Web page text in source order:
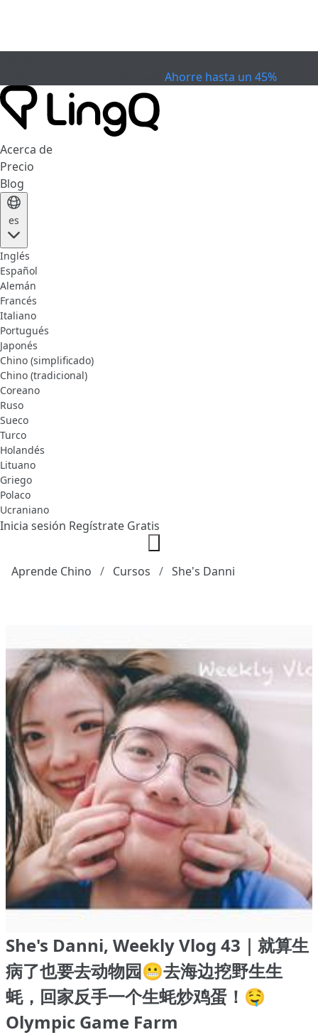
Ahorre hasta un 45%
Acerca de
Precio
Blog
es
Inglés
Español
Alemán
Francés
Italiano
Portugués
Japonés
Chino (simplificado)
Chino (tradicional)
Coreano
Ruso
Sueco
Turco
Holandés
Lituano
Griego
Polaco
Ucraniano
Inicia sesión Regístrate Gratis
Aprende Chino Cursos She's Danni
She's Danni, Weekly Vlog 43｜就算生
病了也要去动物园😬去海边挖野生生
蚝，回家反手一个生蚝炒鸡蛋！🤤
Olympic Game Farm